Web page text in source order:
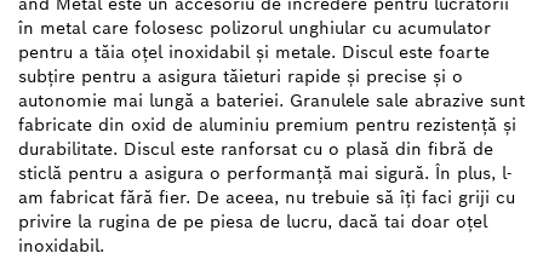
în metal care folosesc polizorul unghiular cu acumulator
pentru a tăia oțel inoxidabil și metale. Discul este foarte
subțire pentru a asigura tăieturi rapide și precise și o
autonomie mai lungă a bateriei. Granulele sale abrazive sunt
fabricate din oxid de aluminiu premium pentru rezistență și
durabilitate. Discul este ranforsat cu o plasă din fibră de
sticlă pentru a asigura o performanță mai sigură. În plus, l-
am fabricat fără fier. De aceea, nu trebuie să îți faci griji cu
privire la rugina de pe piesa de lucru, dacă tai doar oțel
inoxidabil.